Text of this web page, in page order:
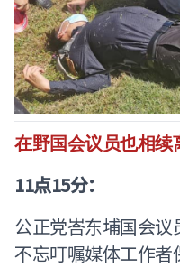
在野国会议员也相续
11点15分：
公正党峇东埔国会议
不忘叮嘱媒体工作者